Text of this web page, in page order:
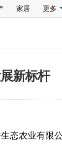
家居 更多
新标杆
态农业有限